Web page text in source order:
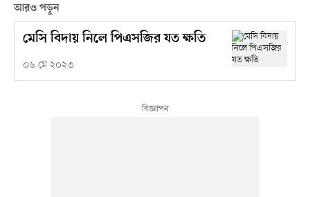
আরও পড়ুন
মেসি বিদায় নিলে পিএসজির যত ক্ষতি
০৬ মে ২০২৩